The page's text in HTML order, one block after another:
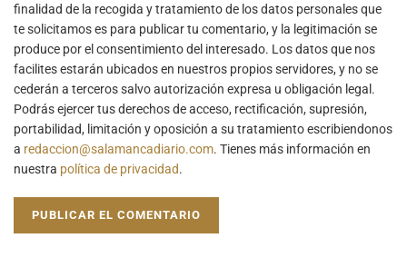
finalidad de la recogida y tratamiento de los datos personales que
te solicitamos es para publicar tu comentario, y la legitimación se
produce por el consentimiento del interesado. Los datos que nos
facilites estarán ubicados en nuestros propios servidores, y no se
cederán a terceros salvo autorización expresa u obligación legal.
Podrás ejercer tus derechos de acceso, rectificación, supresión,
portabilidad, limitación y oposición a su tratamiento escribiendonos
a redaccion@salamancadiario.com. Tienes más información en
nuestra política de privacidad.